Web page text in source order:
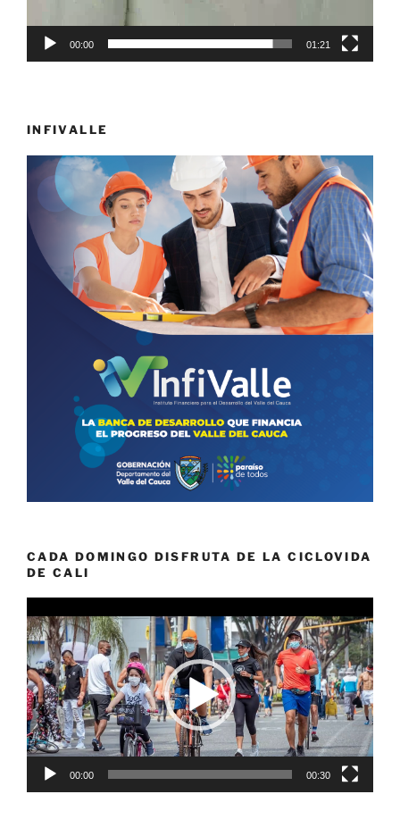
00:00 01:21
INFIVALLE
CADA DOMINGO DISFRUTA DE LA CICLOVIDA
DE CALI
de
vídeo
00:00 00:30